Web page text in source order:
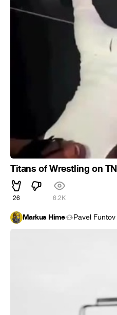
Titans of Wrestling on
26 6.2K
Markus Hime Pavel Funtov